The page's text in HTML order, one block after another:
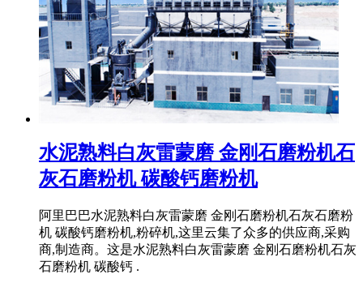
水泥熟料白灰雷蒙磨 金刚石磨粉机石
灰石磨粉机 碳酸钙磨粉机
阿里巴巴水泥熟料白灰雷蒙磨 金刚石磨粉机石灰石磨粉
机 碳酸钙磨粉机,粉碎机,这里云集了众多的供应商,采购
商,制造商。这是水泥熟料白灰雷蒙磨 金刚石磨粉机石灰
石磨粉机 碳酸钙 .